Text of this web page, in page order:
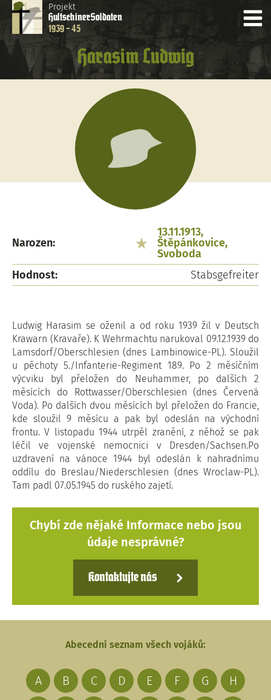
Projekt
HultschinerSoldaten
1939 - 45
Harasim Ludwig
Narozen:
13.11.1913,
Štěpánkovice,
Svoboda
Hodnost:
Stabsgefreiter
Ludwig Harasim se oženil a od roku 1939 žil v Deutsch
Krawarn (Kravaře). K Wehrmachtu narukoval 09.12.1939 do
Lamsdorf/Oberschlesien (dnes Lambinowice-PL). Sloužil
u pěchoty 5./Infanterie-Regiment 189. Po 2 měsíčním
výcviku byl přeložen do Neuhammer, po dalších 2
měsících do Rottwasser/Oberschlesien (dnes Červená
Voda). Po dalších dvou měsících byl přeložen do Francie,
kde sloužil 9 měsícu a pak byl odeslán na východní
frontu. V listopadu 1944 utrpěl zranění, z něhož se pak
léčil ve vojenské nemocnici v Dresden/Sachsen.Po
uzdravení na vánoce 1944 byl odeslán k nahradnímu
oddílu do Breslau/Niederschlesien (dnes Wroclaw-PL).
Tam padl 07.05.1945 do ruského zajetí.
Chybí zde nějaké Informace nebo jsou
údaje nesprávné?
Kontaktujte nás
Abecední seznam všech vojáků:
A B C D E F G
H